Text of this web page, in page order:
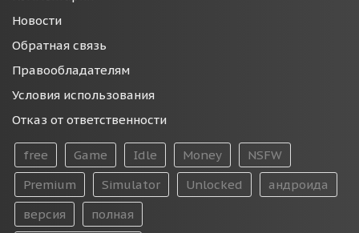
Новости
Обратная связь
Правообладателям
Условия использования
Отказ от ответственности
free Game Idle Money
NSFW
Premium
Simulator Unlocked
андроида
версия
полная